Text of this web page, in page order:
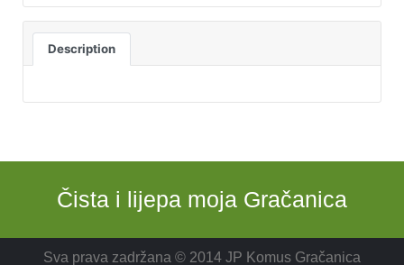
Description
Čista i lijepa moja Gračanica
Sva prava zadržana © 2014 JP Komus Gračanica